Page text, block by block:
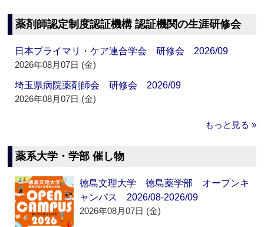
薬剤師認定制度認証機構 認証機関の生涯研修会
日本プライマリ・ケア連合学会 研修会 2026/09
2026年08月07日 (金)
埼玉県病院薬剤師会 研修会 2026/09
2026年08月07日 (金)
もっと見る »
薬系大学・学部 催し物
徳島文理大学 徳島薬学部 オープンキ
ャンパス 2026/08-2026/09
2026年08月07日 (金)